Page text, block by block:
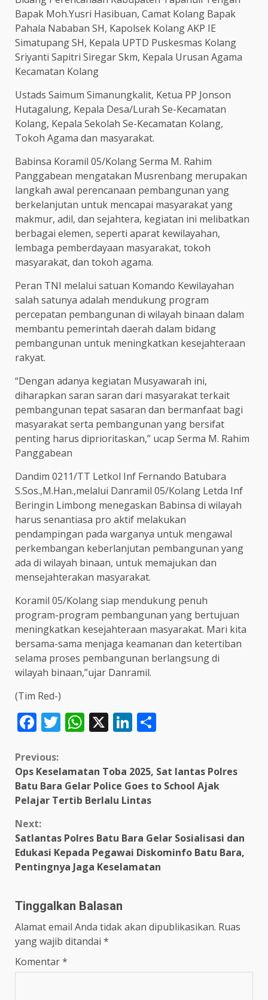
Bapak Moh.Yusri Hasibuan, Camat Kolang Bapak
Pahala Nababan SH, Kapolsek Kolang AKP IE
Simatupang SH, Kepala UPTD Puskesmas Kolang
Sriyanti Sapitri Siregar Skm, Kepala Urusan Agama
Kecamatan Kolang
Ustads Saimum Simanungkalit, Ketua PP Jonson
Hutagalung, Kepala Desa/Lurah Se-Kecamatan
Kolang, Kepala Sekolah Se-Kecamatan Kolang,
Tokoh Agama dan masyarakat.
Babinsa Koramil 05/Kolang Serma M. Rahim
Panggabean mengatakan Musrenbang merupakan
langkah awal perencanaan pembangunan yang
berkelanjutan untuk mencapai masyarakat yang
makmur, adil, dan sejahtera, kegiatan ini melibatkan
berbagai elemen, seperti aparat kewilayahan,
lembaga pemberdayaan masyarakat, tokoh
masyarakat, dan tokoh agama.
Peran TNI melalui satuan Komando Kewilayahan
salah satunya adalah mendukung program
percepatan pembangunan di wilayah binaan dalam
membantu pemerintah daerah dalam bidang
pembangunan untuk meningkatkan kesejahteraan
rakyat.
“Dengan adanya kegiatan Musyawarah ini,
diharapkan saran saran dari masyarakat terkait
pembangunan tepat sasaran dan bermanfaat bagi
masyarakat serta pembangunan yang bersifat
penting harus diprioritaskan,” ucap Serma M. Rahim
Panggabean
Dandim 0211/TT Letkol Inf Fernando Batubara
S.Sos.,M.Han.,melalui Danramil 05/Kolang Letda Inf
Beringin Limbong menegaskan Babinsa di wilayah
harus senantiasa pro aktif melakukan
pendampingan pada warganya untuk mengawal
perkembangan keberlanjutan pembangunan yang
ada di wilayah binaan, untuk memajukan dan
mensejahterakan masyarakat.
Koramil 05/Kolang siap mendukung penuh
program-program pembangunan yang bertujuan
meningkatkan kesejahteraan masyarakat. Mari kita
bersama-sama menjaga keamanan dan ketertiban
selama proses pembangunan berlangsung di
wilayah binaan,”ujar Danramil.
(Tim Red-)
Facebook
Twitter
WhatsApp
X LinkedIn
Continue
Reading
Previous:
Ops Keselamatan Toba 2025, Sat lantas Polres
Batu Bara Gelar Police Goes to School Ajak
Pelajar Tertib Berlalu Lintas
Next:
Satlantas Polres Batu Bara Gelar Sosialisasi dan
Edukasi Kepada Pegawai Diskominfo Batu Bara,
Pentingnya Jaga Keselamatan
Tinggalkan Balasan
Alamat email Anda tidak akan dipublikasikan. Ruas
yang wajib ditandai *
Komentar*